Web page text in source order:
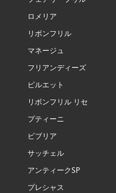
ロメリア
リボンフリル
マネージュ
フリアンディーズ
ピルエット
リボンフリル リセ
プティーニ
ビブリア
サッチェル
アンティークSP
プレシャス